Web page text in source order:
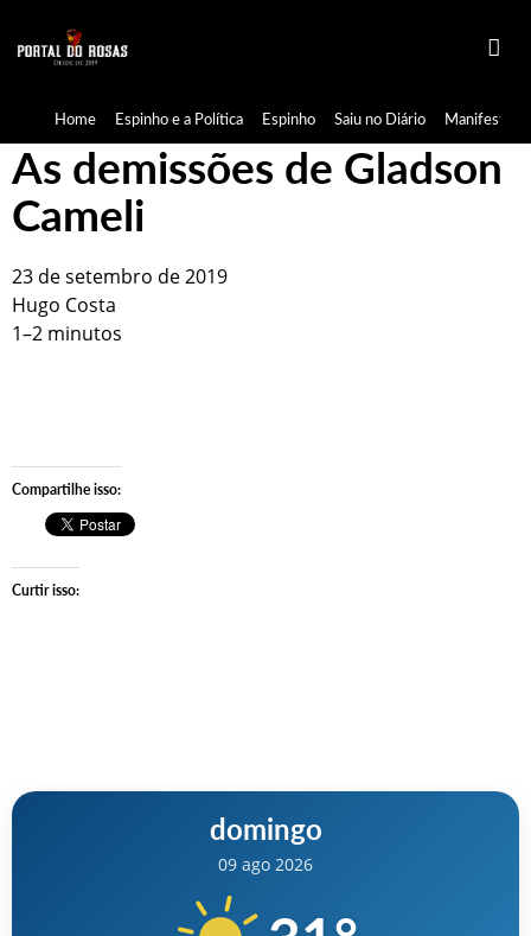
Home Espinho e a Política Espinho Saiu no Diário
As demissões de Gladson
Cameli
23 de setembro de 2019
Hugo Costa
1–2 minutos
Compartilhe isso:
Curtir isso:
domingo
09 ago 2026